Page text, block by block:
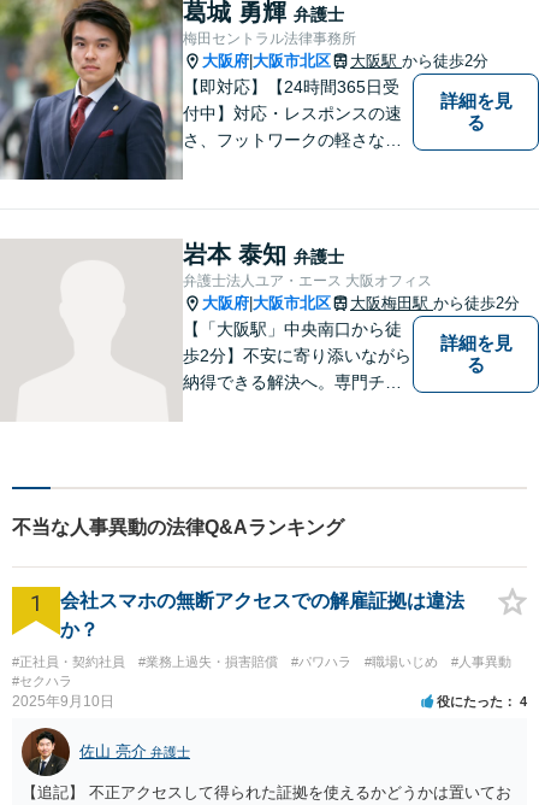
産取引や事業活動における予
防法務のサポートにも力を入
れています。
葛城 勇輝 弁護士
梅田セントラル法律事務所
大阪府 大阪市北区 大阪駅 から徒歩2分
【即対応】【24時間365日受
付中】対応・レスポンスの速
さ、フットワークの軽さなら
詳細を見
る
岩本 泰知 弁護士
弁護士法人ユア・エース 大阪オフィス
大阪府 大阪市北区 大阪梅田駅 から徒歩2分
【「大阪駅」中央南口から徒
歩2分】不安に寄り添いながら
納得できる解決へ。専門チー
え込まず、まずはお気軽にご
相談ください。【電話・メー
ル面談可】【休日面談可】
詳細を見
る
不当な人事異動の法律Q&Aランキング
1
会社スマホの無断アクセスでの解雇証拠は違法
か？
#正社員・契約社員 #業務上過失・損害賠償 #パワハラ #職場いじめ
#人事異動
#セクハラ
2025年9月10日 役にたった 4
佐山 亮介 弁護士
【追記】 不正アクセスして得られた証拠を使えるかどうかは置いてお